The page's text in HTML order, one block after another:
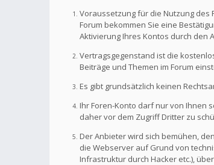
Voraussetzung für die Nutzung des
Forum bekommen Sie eine
Aktivierung Ihres Kontos durch den
Vertragsgegenstand ist die
Beiträge und Themen im Forum
Es gibt grundsätzlich keinen
Ihr Foren-Konto darf nur von Ihnen
daher vor dem Zugriff Dritter zu
Der Anbieter wird sich bemühen,
die Webserver auf Grund von
Infrastruktur durch Hacker etc.),